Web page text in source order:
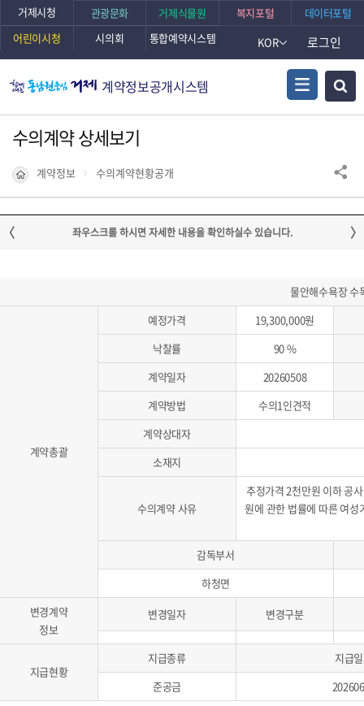
거제시청 관광문화 거제식물원 복지포털
데이터포털
어린이시청
시의회 통합예약시스템 KOR 로그인
계약정보공개시스템
수의계약 상세보기
계약정보 수의계약현황공개
물안해수욕장 수
계약총괄
예정가격
19,300,000원
낙찰률
90 %
계약일자
20260508
계약방법
수의1인견적
계약상대자
소재지
수의계약 사유
추정가격 2천만원 이하 공
원에 관한 법률에 따른 여
감독부서
하청면
변경계약
정보
변경일자 변경구분
지급현황
지급종류
지급
준공금